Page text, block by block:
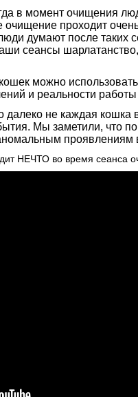
в момент очищения
проходит
думают после таких
сеансы
можно
и реальности
не каждая кошка
Мы заметили, что
проявлениям
НЕЧТО во время сеанса